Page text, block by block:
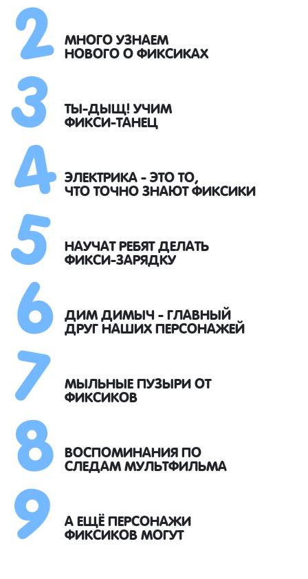
МНОГО УЗНАЕМ
НОВОГО О ФИКСИКАХ
ТЫ-ДЫЩ! УЧИМ
ФИКСИ-ТАНЕЦ
ЭЛЕКТРИКА - ЭТО ТО,
ЧТО ТОЧНО ЗНАЮТ ФИКСИКИ
НАУЧАТ РЕБЯТ ДЕЛАТЬ
ФИКСИ-ЗАРЯДКУ
ДИМ ДИМЫЧ - ГЛАВНЫЙ
ДРУГ НАШИХ ПЕРСОНАЖЕЙ
МЫЛЬНЫЕ ПУЗЫРИ ОТ
ФИКСИКОВ
ВОСПОМИНАНИЯ ПО
СЛЕДАМ МУЛЬТФИЛЬМА
А ЕЩЁ ПЕРСОНАЖИ
ФИКСИКОВ МОГУТ